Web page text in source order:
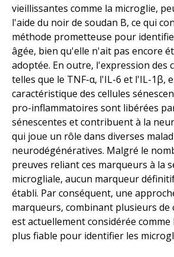
vieillissantes comme la microglie,
l'aide du noir de soudan B, ce qui
méthode prometteuse pour
âgée, bien qu'elle n'ait pas encore
adoptée. En outre, l'expression des
telles que le TNF-α, l'IL-6 et l'IL-1β,
caractéristique des cellules
pro-inflammatoires sont libérées
sénescentes et contribuent à la
qui joue un rôle dans diverses
neurodégénératives. Malgré le
preuves reliant ces marqueurs à la
microgliale, aucun marqueur
établi. Par conséquent, une
marqueurs, combinant plusieurs de
est actuellement considérée comme
plus fiable pour identifier les